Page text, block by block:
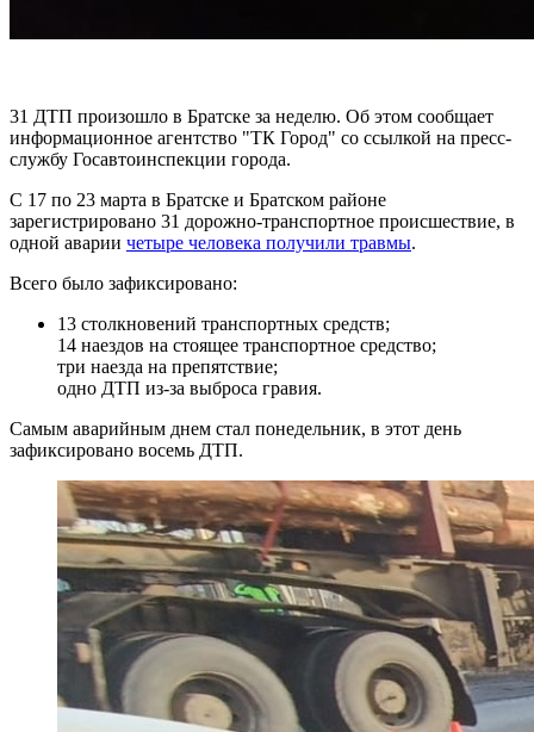
31 ДТП произошло в Братске за неделю. Об этом сообщает
информационное агентство "ТК Город" со ссылкой на пресс-
службу Госавтоинспекции города.
С 17 по 23 марта в Братске и Братском районе
зарегистрировано 31 дорожно-транспортное происшествие, в
одной аварии четыре человека получили травмы.
Всего было зафиксировано:
13 столкновений транспортных средств;
14 наездов на стоящее транспортное средство;
три наезда на препятствие;
одно ДТП из-за выброса гравия.
Самым аварийным днем стал понедельник, в этот день
зафиксировано восемь ДТП.